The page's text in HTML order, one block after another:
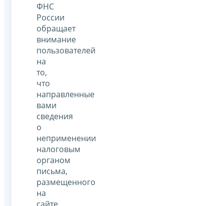
ФНС
России
обращает
внимание
пользователей
на
то,
что
направленные
вами
сведения
о
неприменении
налоговым
органом
письма,
размещенного
на
сайте,